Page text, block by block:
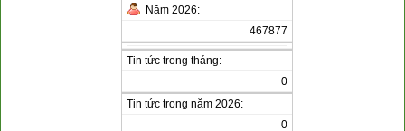
Năm 2026:
467877
Tin tức trong tháng:
0
Tin tức trong năm 2026:
0